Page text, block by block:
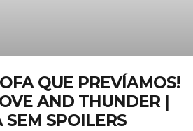
QUE PREVÍAMOS!
AND THUNDER |
SEM SPOILERS